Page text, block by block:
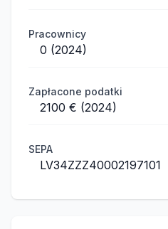
Pracownicy
0 (2024)
Zapłacone podatki
2100 € (2024)
SEPA
LV34ZZZ40002197101